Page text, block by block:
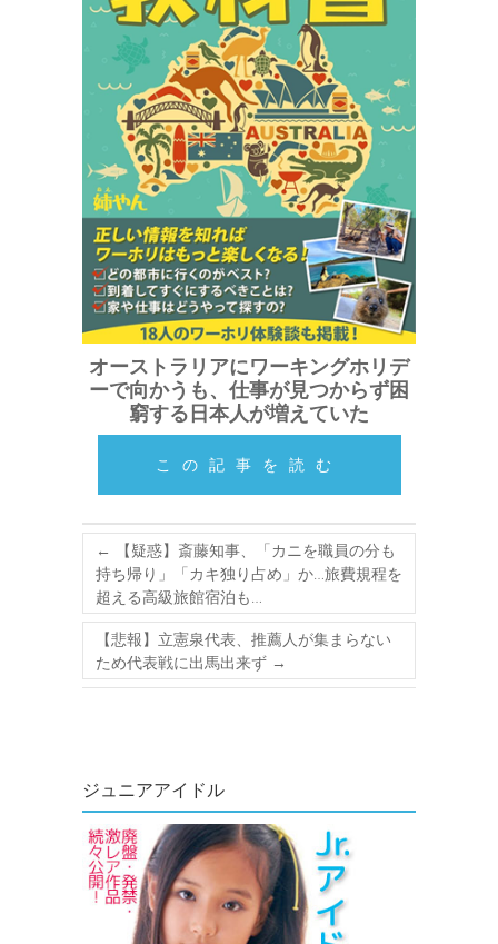
オーストラリアにワーキングホリデ
ーで向かうも、仕事が見つからず困
窮する日本人が増えていた
この記事を読む
←
【疑惑】斎藤知事、「カニを職員の分も
持ち帰り」「カキ独り占め」か…旅費規程を
超える高級旅館宿泊も…
【悲報】立憲泉代表、推薦人が集まらない
ため代表戦に出馬出来ず →
ジュニアアイドル